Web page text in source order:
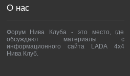
О нас
Форум Нива Клуба - это место, где
обсуждают материалы с
информационного сайта LADA 4x4
Нива Клуб.